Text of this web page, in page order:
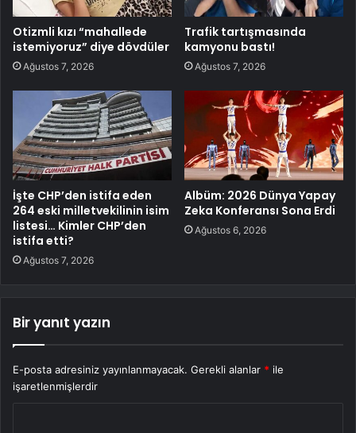
Otizmli kızı “mahallede
istemiyoruz” diye dövdüler
Ağustos 7, 2026
Trafik tartışmasında
kamyonu bastı!
Ağustos 7, 2026
İşte CHP’den istifa eden
264 eski milletvekilinin isim
listesi… Kimler CHP’den
istifa etti?
Ağustos 7, 2026
Albüm: 2026 Dünya Yapay
Zeka Konferansı Sona Erdi
Ağustos 6, 2026
Bir yanıt yazın
E-posta adresiniz yayınlanmayacak. Gerekli alanlar * ile
işaretlenmişlerdir